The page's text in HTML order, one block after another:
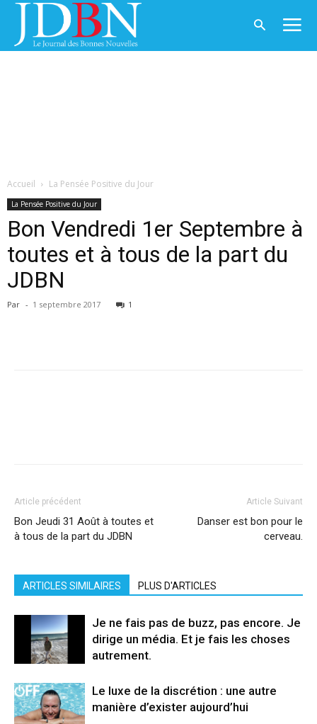
Accueil La Pensée Positive du Jour
La Pensée Positive du Jour
Bon Vendredi 1er Septembre à
toutes et à tous de la part du
JDBN
Par - 1 septembre 2017 1
Article précédent
Bon Jeudi 31 Août à toutes et
à tous de la part du JDBN
Article Suivant
Danser est bon pour le
cerveau.
ARTICLES SIMILAIRES PLUS D'ARTICLES
Je ne fais pas de buzz, pas encore. Je
dirige un média. Et je fais les choses
autrement.
Le luxe de la discrétion : une autre
manière d’exister aujourd’hui